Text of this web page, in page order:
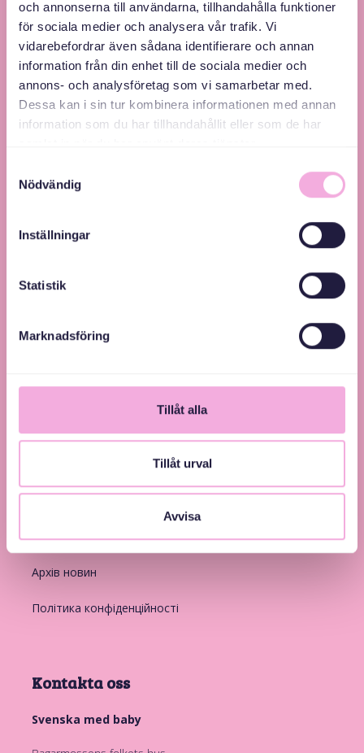
och annonserna till användarna, tillhandahålla funktioner
för sociala medier och analysera vår trafik. Vi
vidarebefordrar även sådana identifierare och annan
information från din enhet till de sociala medier och
annons- och analysföretag som vi samarbetar med.
Dessa kan i sin tur kombinera informationen med annan
information som du har tillhandahållit eller som de har
Nödvändig
Inställningar
Statistik
Marknadsföring
Tillåt alla
Tillåt urval
Avvisa
Svenska med baby – Föräldraträffar för jämlikhet
och inkludering.
Посилання на інші веб-сайти
Членство
Архів новин
Політика конфіденційності
Kontakta oss
Svenska med baby